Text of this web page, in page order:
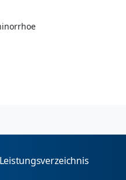
Leistungsverzeichnis